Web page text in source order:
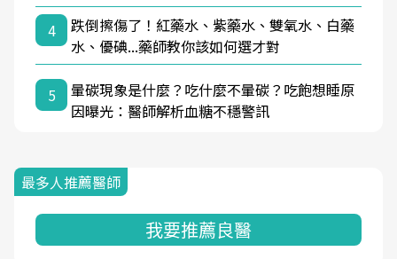
4
跌倒擦傷了！紅藥水、紫藥水、雙氧水、白藥
水、優碘...藥師教你該如何選才對
5
暈碳現象是什麼？吃什麼不暈碳？吃飽想睡原
因曝光：醫師解析血糖不穩警訊
最多人推薦醫師
我要推薦良醫